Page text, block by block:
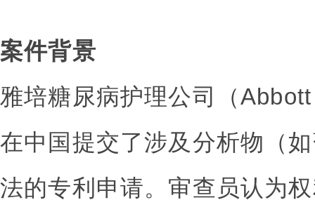
案件背景
雅培糖尿病护理公司（
在中国提交了涉及分析物（
法的专利申请。审查员认为